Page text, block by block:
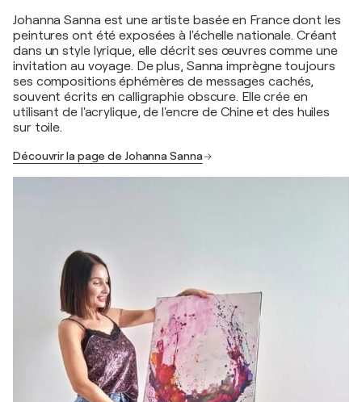
Johanna Sanna est une artiste basée en France dont les
peintures ont été exposées à l'échelle nationale. Créant
dans un style lyrique, elle décrit ses œuvres comme une
invitation au voyage. De plus, Sanna imprègne toujours
ses compositions éphémères de messages cachés,
souvent écrits en calligraphie obscure. Elle crée en
utilisant de l'acrylique, de l'encre de Chine et des huiles
sur toile.
Découvrir la page de Johanna Sanna